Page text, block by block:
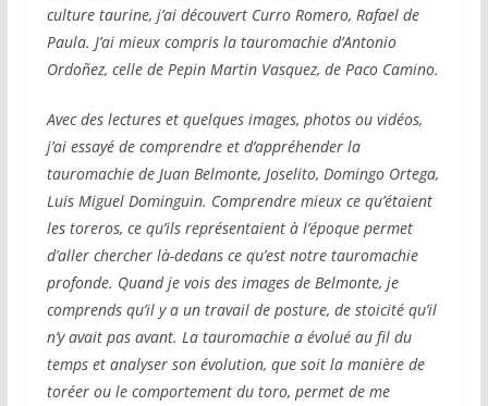
culture taurine, j’ai découvert Curro Romero, Rafael de
Paula. J’ai mieux compris la tauromachie d’Antonio
Ordoñez, celle de Pepin Martin Vasquez, de Paco Camino.
Avec des lectures et quelques images, photos ou vidéos,
j’ai essayé de comprendre et d’appréhender la
tauromachie de Juan Belmonte, Joselito, Domingo Ortega,
Luis Miguel Dominguin. Comprendre mieux ce qu’étaient
les toreros, ce qu’ils représentaient à l’époque permet
d’aller chercher là-dedans ce qu’est notre tauromachie
profonde. Quand je vois des images de Belmonte, je
comprends qu’il y a un travail de posture, de stoicité qu’il
n’y avait pas avant. La tauromachie a évolué au fil du
temps et analyser son évolution, que soit la manière de
toréer ou le comportement du toro, permet de me